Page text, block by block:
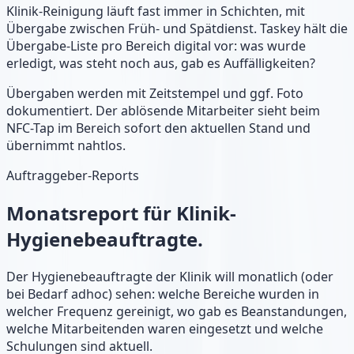
Klinik-Reinigung läuft fast immer in Schichten, mit
Übergabe zwischen Früh- und Spätdienst. Taskey hält die
Übergabe-Liste pro Bereich digital vor: was wurde
erledigt, was steht noch aus, gab es Auffälligkeiten?
Übergaben werden mit Zeitstempel und ggf. Foto
dokumentiert. Der ablösende Mitarbeiter sieht beim
NFC-Tap im Bereich sofort den aktuellen Stand und
übernimmt nahtlos.
Auftraggeber-Reports
Monatsreport für Klinik-
Hygienebeauftragte.
Der Hygienebeauftragte der Klinik will monatlich (oder
bei Bedarf adhoc) sehen: welche Bereiche wurden in
welcher Frequenz gereinigt, wo gab es Beanstandungen,
welche Mitarbeitenden waren eingesetzt und welche
Schulungen sind aktuell.